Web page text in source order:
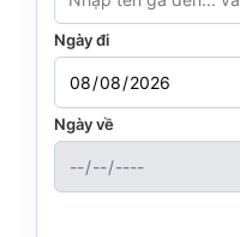
Ngày đi
Ngày về